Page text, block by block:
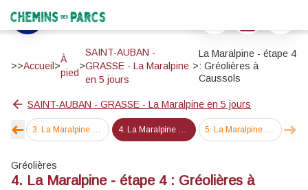
Chemins des Parcs
Voir l'image en plein écran
>>Accueil >
À
pied
>
SAINT-AUBAN -
GRASSE - La Maralpine
en 5 jours
>
La Maralpine - étape 4
: Gréolières à
Caussols
SAINT-AUBAN - GRASSE - La Maralpine en 5 jours
➜Étape précédente
3. La Maralpine - étape 3 : Aiglun à Gréolières 4. La Maralpine - étape 4 : Gréolières à Caussols 5. La Maralpine - étape 5 : Caussols à Grasse ➜
Gréolières
4. La Maralpine - étape 4 : Gréolières à